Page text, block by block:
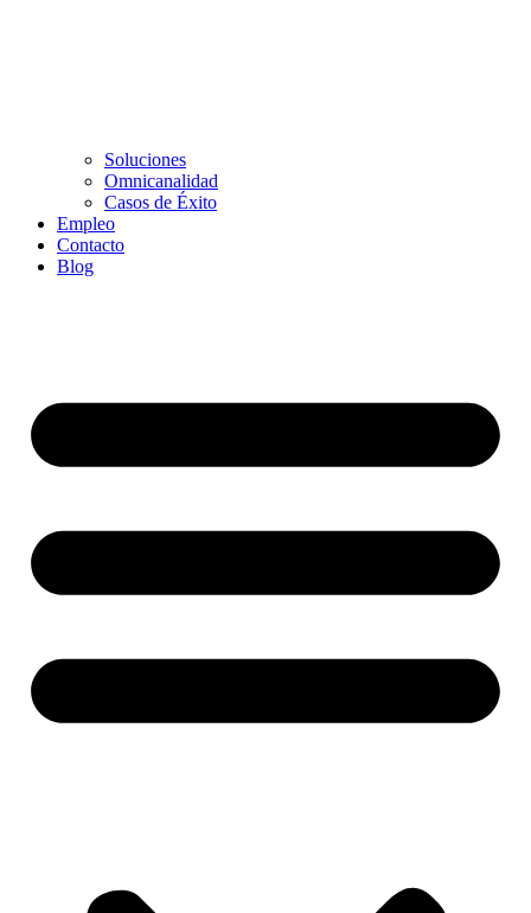
Soluciones
Omnicanalidad
Casos de Éxito
Empleo
Contacto
Blog